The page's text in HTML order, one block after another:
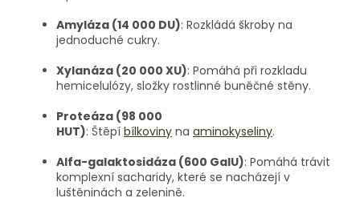
Amyláza (14 000 DU): Rozkládá škroby na
jednoduché cukry.
Xylanáza (20 000 XU): Pomáhá při rozkladu
hemicelulózy, složky rostlinné buněčné stěny.
Proteáza (98 000
HUT): Štěpí bílkoviny na aminokyseliny.
Alfa-galaktosidáza (600 GaIU): Pomáhá trávit
komplexní sacharidy, které se nacházejí v
luštěninách a zelenině.